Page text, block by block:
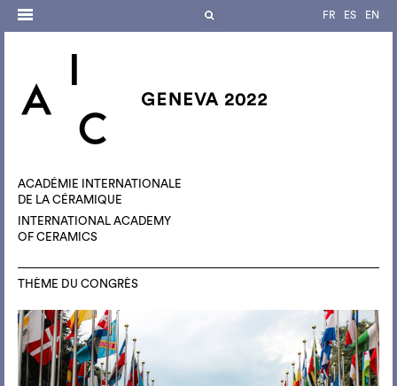
FR ES EN
ACADÉMIE INTERNATIONALE
DE LA CÉRAMIQUE
INTERNATIONAL ACADEMY
OF CERAMICS
THÈME DU CONGRÈS